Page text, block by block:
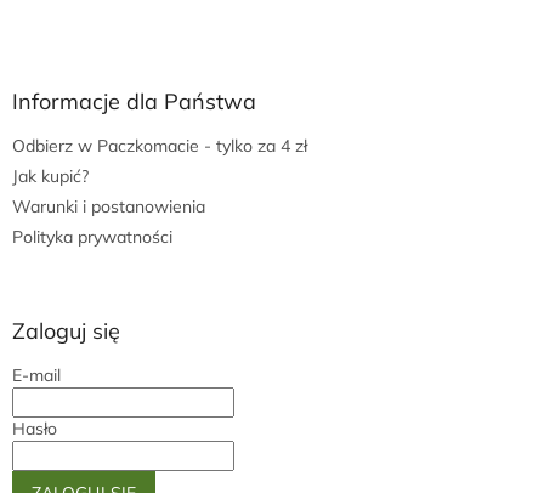
Informacje dla Państwa
Odbierz w Paczkomacie - tylko za 4 zł
Jak kupić?
Warunki i postanowienia
Polityka prywatności
Zaloguj się
E-mail
Hasło